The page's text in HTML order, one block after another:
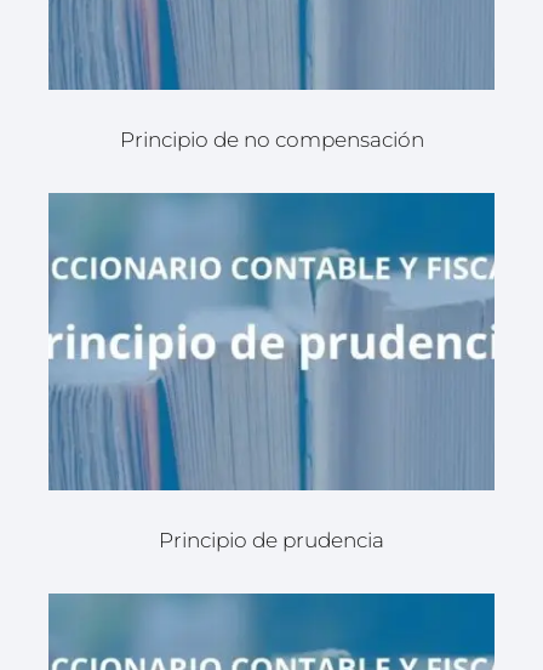
Principio de no compensación
Principio de prudencia